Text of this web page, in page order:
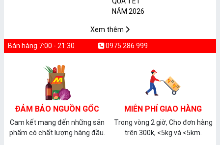
Xem thêm
Bán hàng 7:00 - 21:30 0975 286 999
ĐẢM BẢO NGUỒN GỐC
Cam kết mang đến những sản
phẩm có chất lượng hàng đầu.
MIỄN PHÍ GIAO HÀNG
Trong vòng 2 giờ, Cho đơn hàng
trên 300k, <5kg và <5km.